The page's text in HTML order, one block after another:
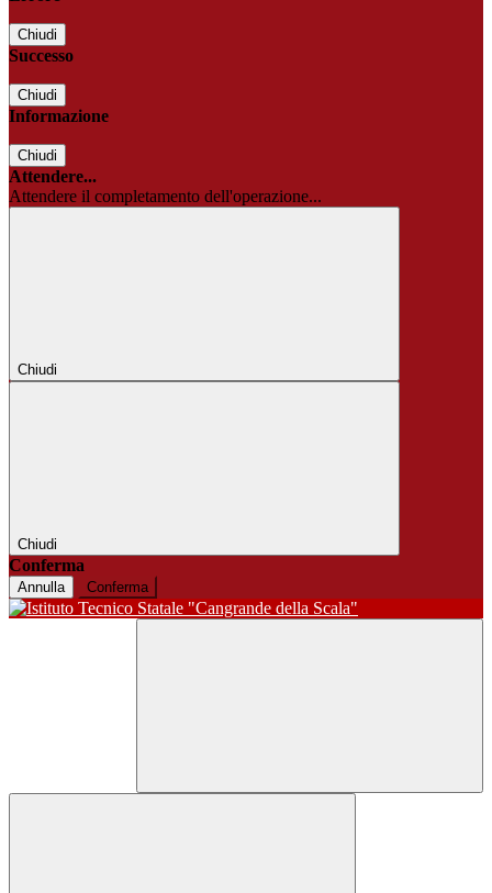
Chiudi
Successo
Chiudi
Informazione
Chiudi
Attendere...
Attendere il completamento dell'operazione...
Chiudi
Chiudi
Conferma
Annulla Conferma